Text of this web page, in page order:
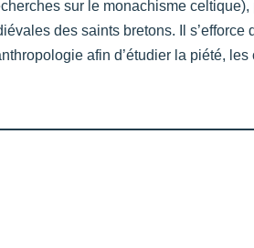
sur le monachisme
des saints bretons. Il s’efforce
afin d’étudier la piété,